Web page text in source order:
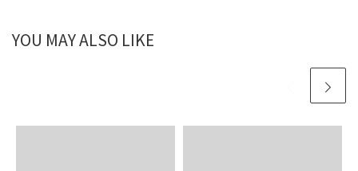
YOU MAY ALSO LIKE